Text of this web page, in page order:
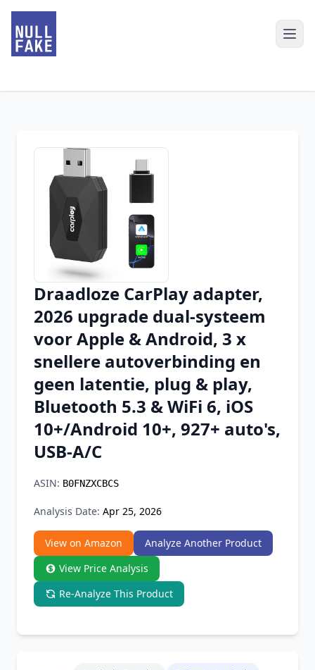
Chrome Extension
Firefox Add-on
Draadloze CarPlay adapter,
2026 upgrade dual-systeem
voor Apple & Android, 3 x
snellere autoverbinding en
geen latentie, plug & play,
Bluetooth 5.3 & WiFi 6, iOS
10+/Android 10+, 927+ auto's,
USB-A/C
ASIN: B0FNZXCBCS
Analysis Date: Apr 25, 2026
View on Amazon
Analyze Another Product
View Price Analysis
Re-Analyze This Product